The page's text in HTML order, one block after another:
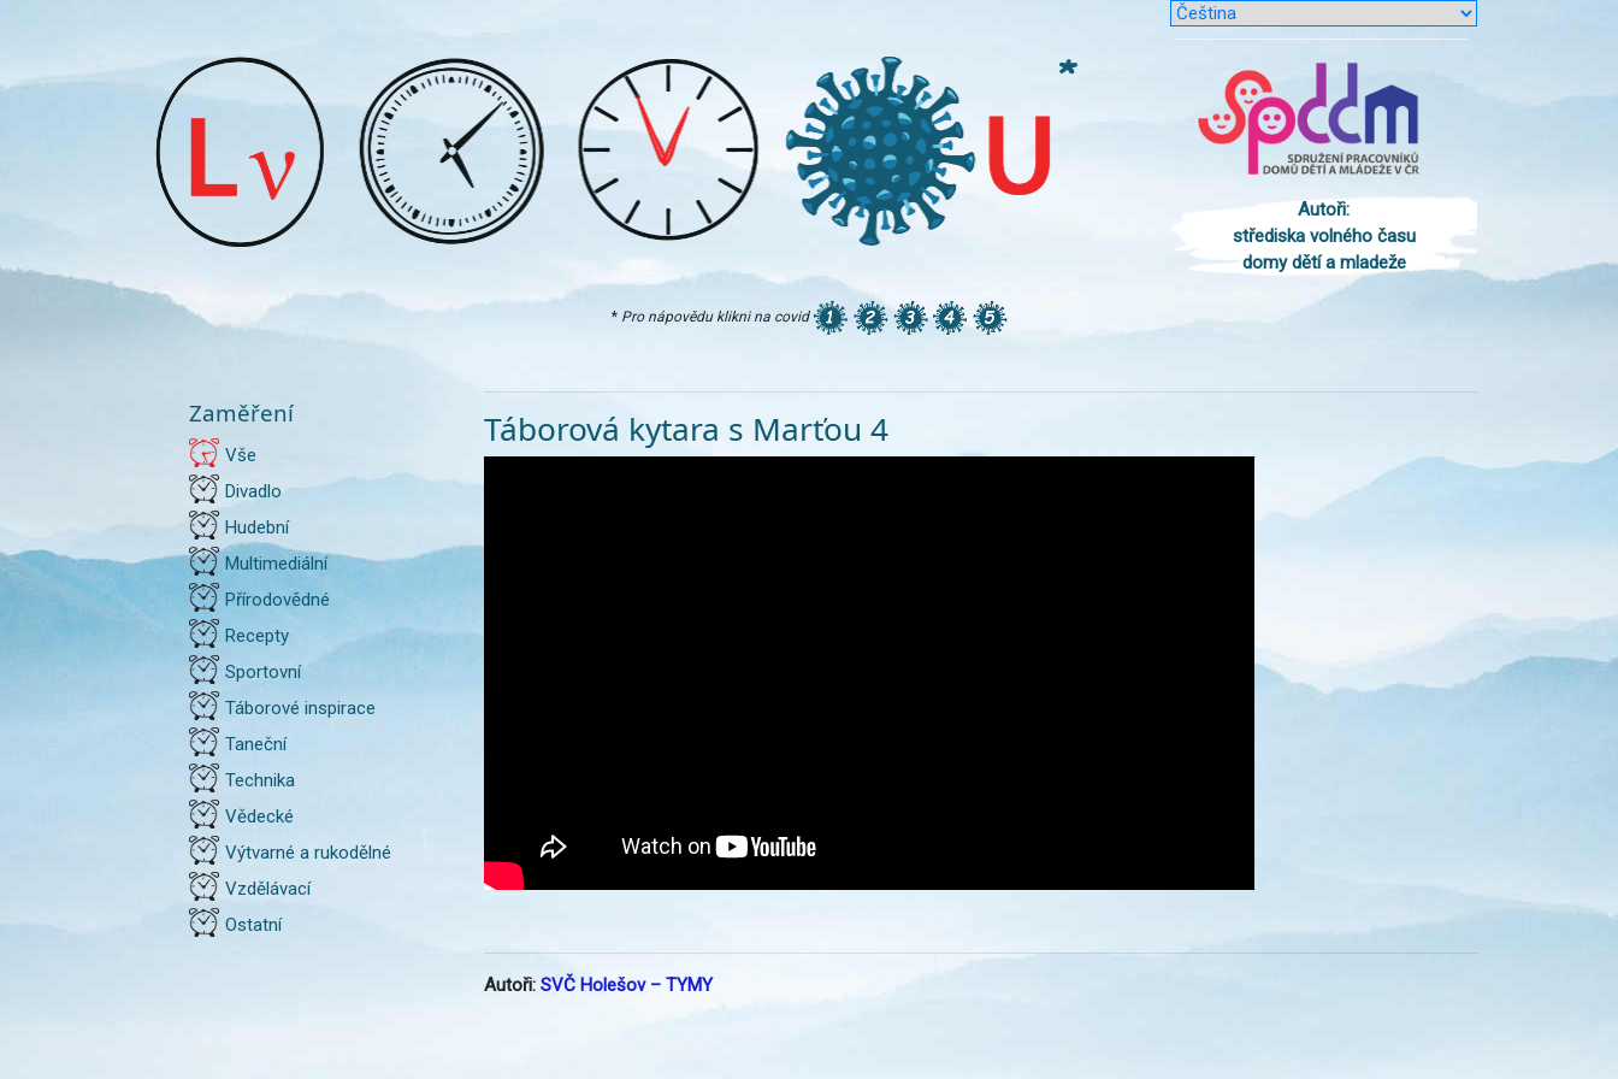
Autoři:
střediska volného času
domy dětí a mladeže
* Pro nápovědu klikni na covid
Zaměření
Vše
Divadlo
Hudební
Multimediální
Přírodovědné
Recepty
Sportovní
Táborové inspirace
Taneční
Technika
Vědecké
Výtvarné a rukodělné
Vzdělávací
Ostatní
Táborová kytara s Marťou 4
Autoři: SVČ Holešov – TYMY